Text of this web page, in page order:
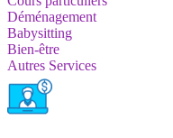
Déménagement
Babysitting
Bien-être
Autres Services